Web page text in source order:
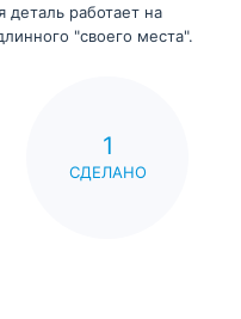
деталь работает на
"своего места".
1
СДЕЛАНО